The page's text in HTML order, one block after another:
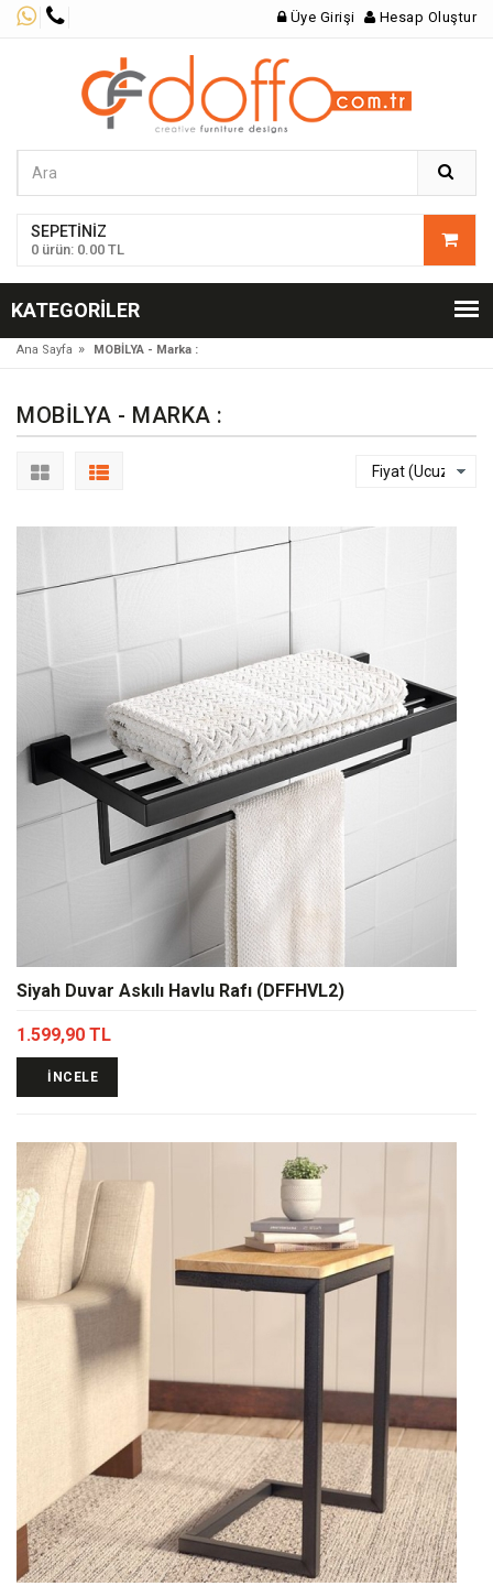
Üye Girişi Hesap Oluştur
SEPETINIZ
0 ürün: 0.00 TL
KATEGORILER
Ana Sayfa » MOBİLYA - Marka :
MOBİLYA - MARKA :
Siyah Duvar Askılı Havlu Rafı (DFFHVL2)
1.599,90 TL
İNCELE